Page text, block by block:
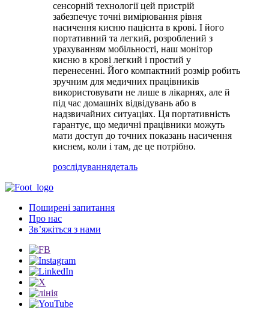
сенсорній технології цей пристрій
забезпечує точні вимірювання рівня
насичення кисню пацієнта в крові. І його
портативний та легкий, розроблений з
урахуванням мобільності, наш монітор
кисню в крові легкий і простий у
перенесенні. Його компактний розмір робить
зручним для медичних працівників
використовувати не лише в лікарнях, але й
під час домашніх відвідувань або в
надзвичайних ситуаціях. Ця портативність
гарантує, що медичні працівники можуть
мати доступ до точних показань насичення
киснем, коли і там, де це потрібно.
розслідуваннядеталь
Поширені запитання
Про нас
Зв’яжіться з нами